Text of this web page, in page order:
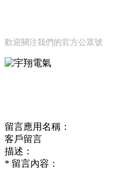
歡迎關注我們的官方公眾號
留言應用名稱：
客戶留言
描述：
* 留言內容：